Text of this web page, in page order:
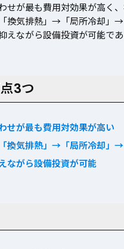
せが最も費用対効果が高く
気排熱」→「局所冷却」→
えながら設備投資が可能で
3つ
せが最も費用対効果が高い
換気排熱」→「局所冷却」→
ながら設備投資が可能